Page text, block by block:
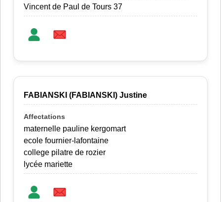
Vincent de Paul de Tours 37
FABIANSKI (FABIANSKI) Justine
maternelle pauline kergomart
ecole fournier-lafontaine
college pilatre de rozier
lycée mariette